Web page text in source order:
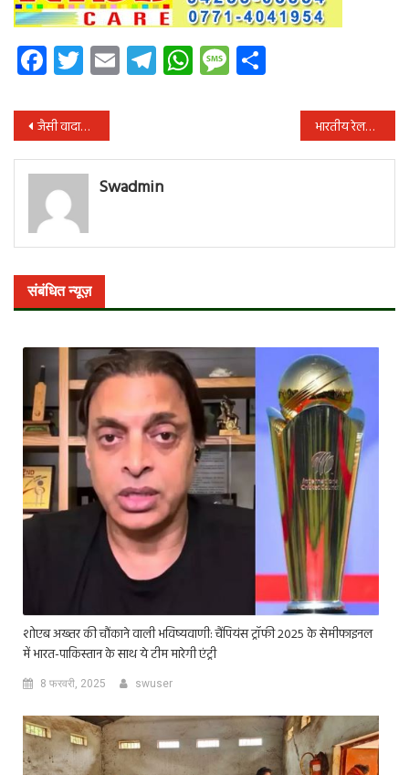
Facebook
Twitter
EmailTelegram
WhatsApp
Message
पोस्ट
नेविगेशन
जैसी वादाख़िलाफ़ी और दग़ाबाजी प्रदेश सरकार ने की है, उसकी तो मिसाल तक ढूंढ़े नहीं मिलेगी: संजय श्रीवास्तव भारतीय रेलवे ने 14 मई, 2020 तक देशभर में 800 “श्रमिक स्पेशल” ट्रेनें चलाई
Swadmin
संबंधित न्यूज़
शोएब अख्तर की चौंकाने वाली भविष्यवाणी: चैंपियंस ट्रॉफी 2025 के सेमीफाइनल
में भारत-पाकिस्तान के साथ ये टीम मारेगी एंट्री
8 फरवरी, 2025 swuser